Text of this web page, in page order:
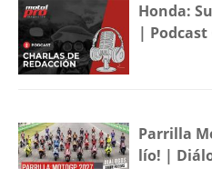
Honda:
| Podcast
Parrilla
lío! |